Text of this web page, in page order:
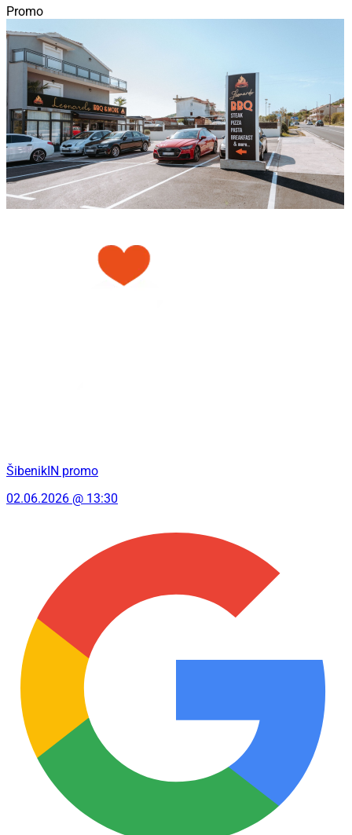
Promo
ŠibenikIN promo
02.06.2026 @ 13:30